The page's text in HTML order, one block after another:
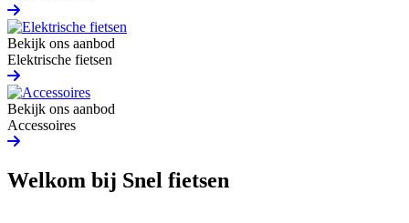
Bekijk ons aanbod
Elektrische fietsen
Bekijk ons aanbod
Accessoires
Welkom bij Snel fietsen